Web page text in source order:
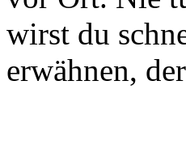
wirst du
erwähnen,